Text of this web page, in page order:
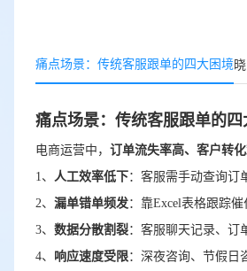
痛点场景：传统客服跟单的四大困境
痛点场景：传统客服跟单的四
电商运营中， 订单流失率高、客户转
1、 人工效率低下 ：客服需手动查询订
2、 漏单错单频发：靠Excel表格跟踪
3、 数据分散割裂：客服聊天记录、订
4、 响应速度受限：深夜咨询、节假日